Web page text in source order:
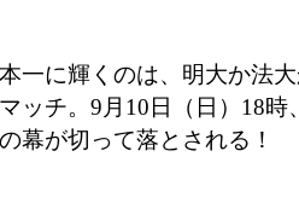
一に輝くのは、明大か法
ッチ。9月10日（日）18
幕が切って落とされる！